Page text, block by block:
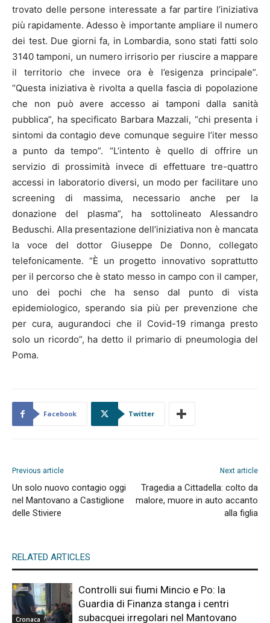
trovato delle persone interessate a far partire l’iniziativa
più rapidamente. Adesso è importante ampliare il numero
dei test. Due giorni fa, in Lombardia, sono stati fatti solo
3140 tamponi, un numero irrisorio per riuscire a mappare
il territorio che invece ora è l’esigenza principale”.
“Questa iniziativa è rivolta a quella fascia di popolazione
che non può avere accesso ai tamponi dalla sanità
pubblica”, ha specificato Barbara Mazzali, “chi presenta i
sintomi da contagio deve comunque seguire l’iter messo
a punto da tempo”. “L’intento è quello di offrire un
servizio di prossimità invece di effettuare tre-quattro
accessi in laboratorio diversi, un modo per facilitare uno
screening di massima, necessario anche per la
donazione del plasma”, ha sottolineato Alessandro
Beduschi. Alla presentazione dell’iniziativa non è mancata
la voce del dottor Giuseppe De Donno, collegato
telefonicamente. “È un progetto innovativo soprattutto
per il percorso che è stato messo in campo con il camper,
uno dei pochi che ha senso dal punto di vista
epidemiologico, sperando sia più per prevenzione che
per cura, augurandoci che il Covid-19 rimanga presto
solo un ricordo”, ha detto il primario di pneumologia del
Poma.
Facebook Twitter
Previous article
Un solo nuovo contagio oggi
nel Mantovano a Castiglione
delle Stiviere
Next article
Tragedia a Cittadella: colto da
malore, muore in auto accanto
alla figlia
RELATED ARTICLES
Cronaca
Controlli sui fiumi Mincio e Po: la
Guardia di Finanza stanga i centri
subacquei irregolari nel Mantovano